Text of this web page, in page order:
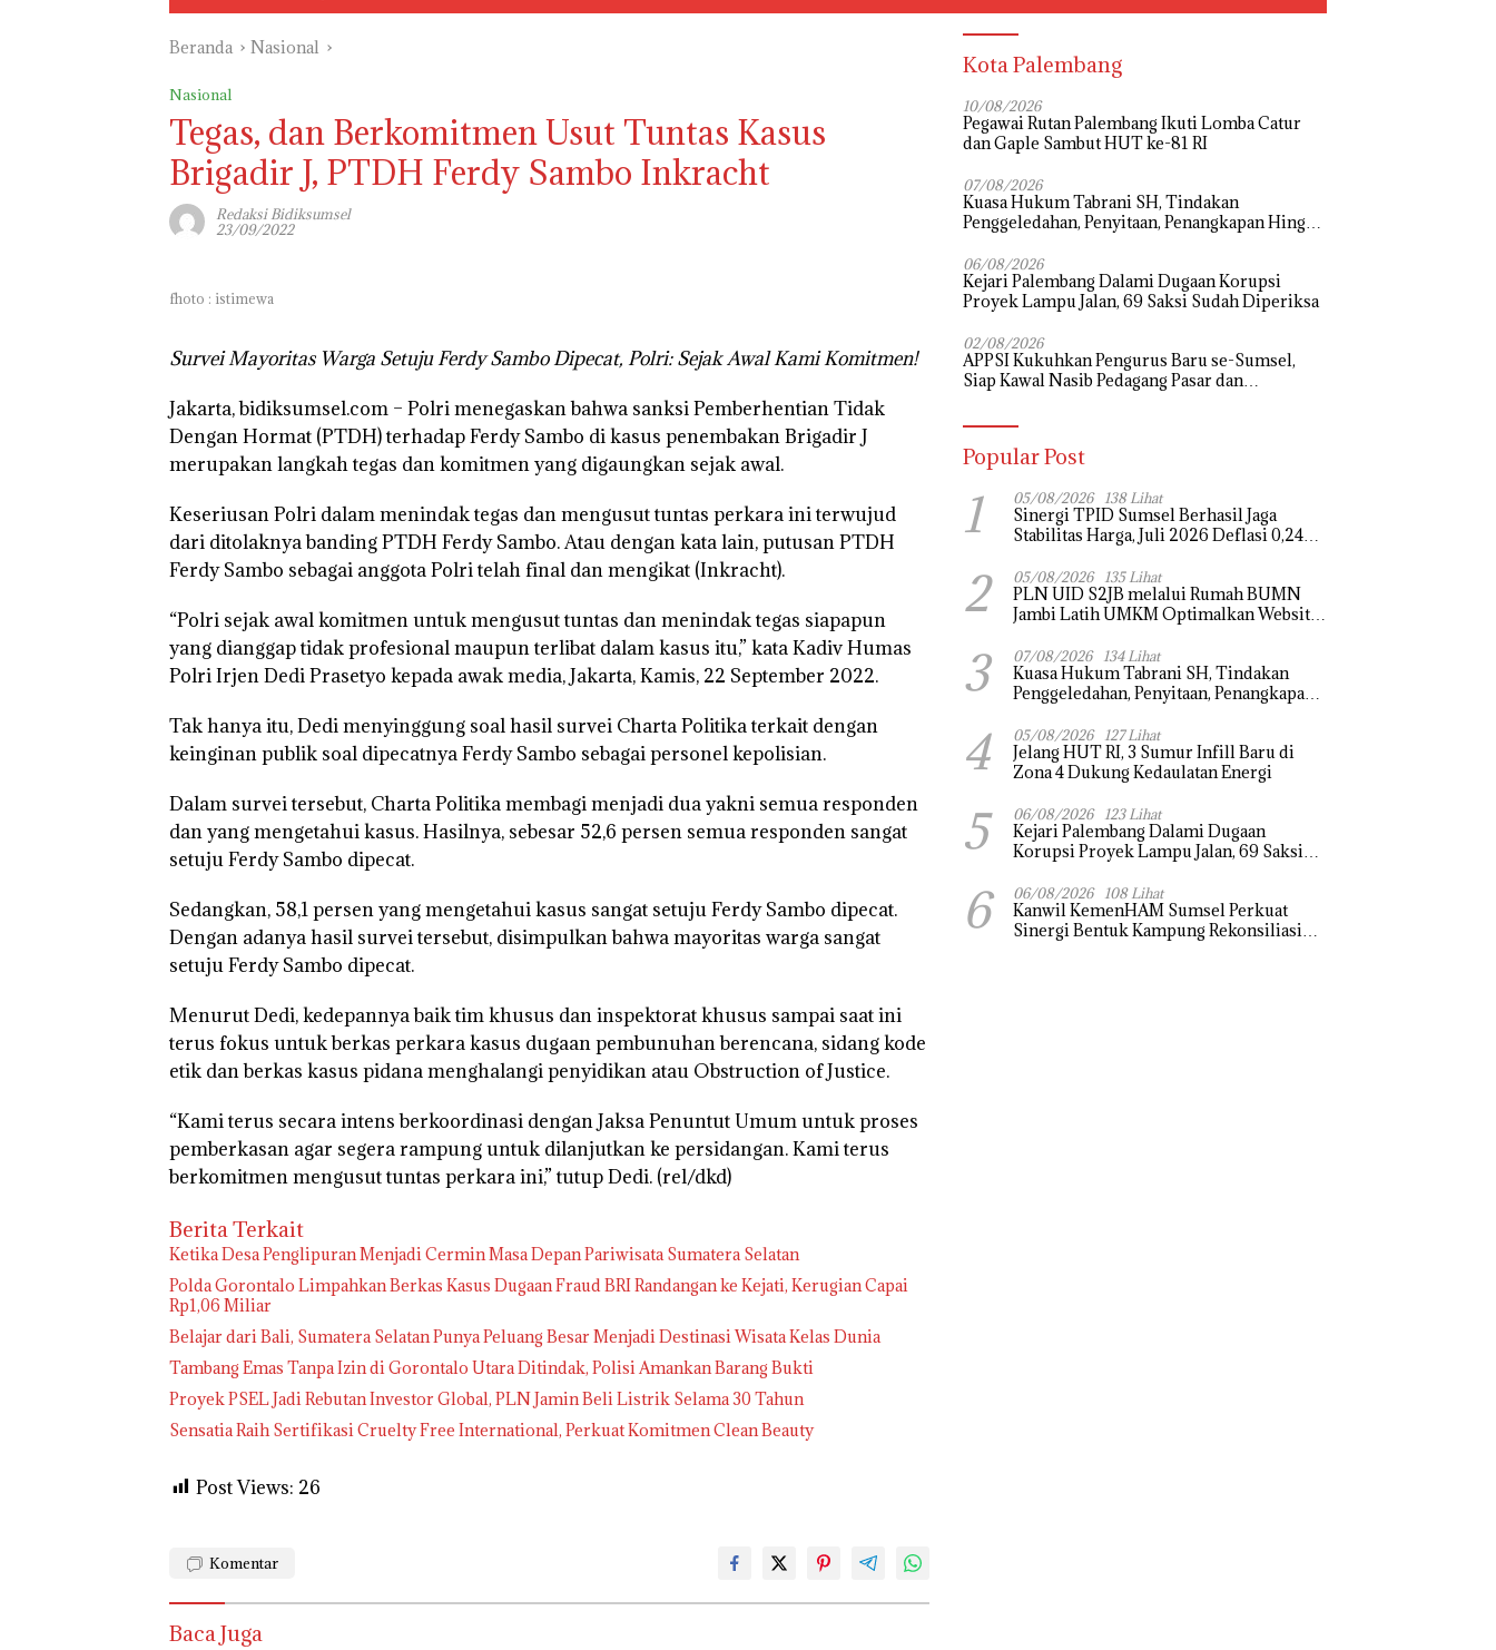
Beranda Nasional
Nasional
Tegas, dan Berkomitmen Usut Tuntas Kasus
Brigadir J, PTDH Ferdy Sambo Inkracht
Redaksi Bidiksumsel
23/09/2022
fhoto : istimewa
Survei Mayoritas Warga Setuju Ferdy Sambo Dipecat, Polri: Sejak Awal Kami Komitmen!
Jakarta, bidiksumsel.com – Polri menegaskan bahwa sanksi Pemberhentian Tidak
Dengan Hormat (PTDH) terhadap Ferdy Sambo di kasus penembakan Brigadir J
merupakan langkah tegas dan komitmen yang digaungkan sejak awal.
Keseriusan Polri dalam menindak tegas dan mengusut tuntas perkara ini terwujud
dari ditolaknya banding PTDH Ferdy Sambo. Atau dengan kata lain, putusan PTDH
Ferdy Sambo sebagai anggota Polri telah final dan mengikat (Inkracht).
“Polri sejak awal komitmen untuk mengusut tuntas dan menindak tegas siapapun
yang dianggap tidak profesional maupun terlibat dalam kasus itu,” kata Kadiv Humas
Polri Irjen Dedi Prasetyo kepada awak media, Jakarta, Kamis, 22 September 2022.
Tak hanya itu, Dedi menyinggung soal hasil survei Charta Politika terkait dengan
keinginan publik soal dipecatnya Ferdy Sambo sebagai personel kepolisian.
Dalam survei tersebut, Charta Politika membagi menjadi dua yakni semua responden
dan yang mengetahui kasus. Hasilnya, sebesar 52,6 persen semua responden sangat
setuju Ferdy Sambo dipecat.
Sedangkan, 58,1 persen yang mengetahui kasus sangat setuju Ferdy Sambo dipecat.
Dengan adanya hasil survei tersebut, disimpulkan bahwa mayoritas warga sangat
setuju Ferdy Sambo dipecat.
Menurut Dedi, kedepannya baik tim khusus dan inspektorat khusus sampai saat ini
terus fokus untuk berkas perkara kasus dugaan pembunuhan berencana, sidang kode
etik dan berkas kasus pidana menghalangi penyidikan atau Obstruction of Justice.
“Kami terus secara intens berkoordinasi dengan Jaksa Penuntut Umum untuk proses
pemberkasan agar segera rampung untuk dilanjutkan ke persidangan. Kami terus
berkomitmen mengusut tuntas perkara ini,” tutup Dedi. (rel/dkd)
Berita Terkait
Ketika Desa Penglipuran Menjadi Cermin Masa Depan Pariwisata Sumatera Selatan
Polda Gorontalo Limpahkan Berkas Kasus Dugaan Fraud BRI Randangan ke Kejati, Kerugian Capai
Rp1,06 Miliar
Belajar dari Bali, Sumatera Selatan Punya Peluang Besar Menjadi Destinasi Wisata Kelas Dunia
Tambang Emas Tanpa Izin di Gorontalo Utara Ditindak, Polisi Amankan Barang Bukti
Proyek PSEL Jadi Rebutan Investor Global, PLN Jamin Beli Listrik Selama 30 Tahun
Sensatia Raih Sertifikasi Cruelty Free International, Perkuat Komitmen Clean Beauty
Post Views: 26
Komentar
Baca Juga
Kota Palembang
10/08/2026
Pegawai Rutan Palembang Ikuti Lomba Catur
dan Gaple Sambut HUT ke-81 RI
07/08/2026
‎Kuasa Hukum Tabrani SH, Tindakan
Penggeledahan, Penyitaan, Penangkapan Hingga
Diuji Melalui Mekanisme Praperadilan
06/08/2026
Kejari Palembang Dalami Dugaan Korupsi
Proyek Lampu Jalan, 69 Saksi Sudah Diperiksa
02/08/2026
APPSI Kukuhkan Pengurus Baru se-Sumsel,
Siap Kawal Nasib Pedagang Pasar dan
Popular Post
1 05/08/2026 138 Lihat
Sinergi TPID Sumsel Berhasil Jaga
Stabilitas Harga, Juli 2026 Deflasi 0,24
Tahun Ajaran Baru
2 05/08/2026 135 Lihat
PLN UID S2JB melalui Rumah BUMN
Jambi Latih UMKM Optimalkan Website
3 07/08/2026 134 Lihat
‎Kuasa Hukum Tabrani SH, Tindakan
Penggeledahan, Penyitaan, Penangkapan
Bupati Pali Patut Diuji Melalui
Mekanisme Praperadilan
4 05/08/2026 127 Lihat
Jelang HUT RI, 3 Sumur Infill Baru di
Zona 4 Dukung Kedaulatan Energi
5 06/08/2026 123 Lihat
Kejari Palembang Dalami Dugaan
Korupsi Proyek Lampu Jalan, 69 Saksi
6 06/08/2026 108 Lihat
Kanwil KemenHAM Sumsel Perkuat
Sinergi Bentuk Kampung Rekonsiliasi